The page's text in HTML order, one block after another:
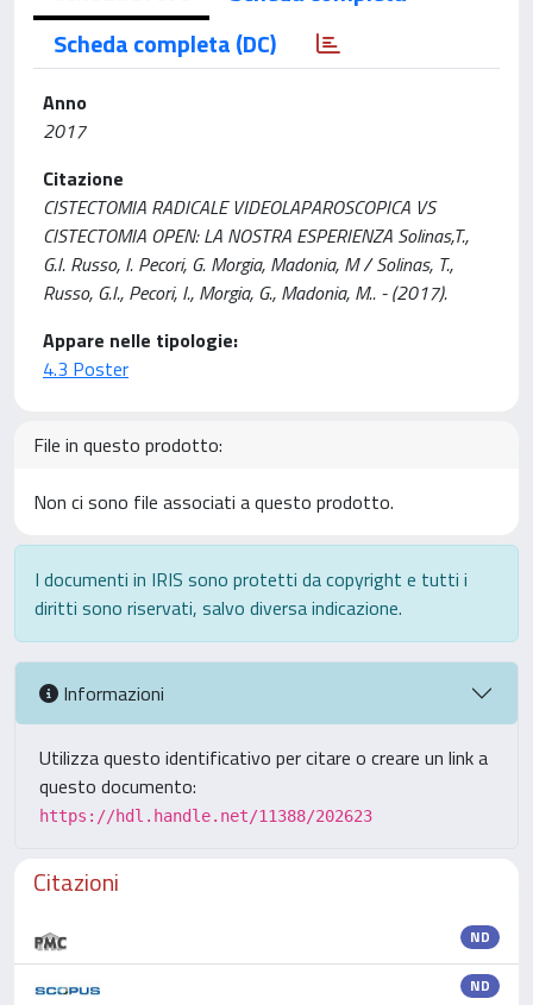
Scheda completa (DC)
Anno
2017
Citazione
CISTECTOMIA RADICALE VIDEOLAPAROSCOPICA VS
CISTECTOMIA OPEN: LA NOSTRA ESPERIENZA Solinas,T.,
G.I. Russo, I. Pecori, G. Morgia, Madonia, M / Solinas, T.,
Russo, G.I., Pecori, I., Morgia, G., Madonia, M.. - (2017).
Appare nelle tipologie:
4.3 Poster
File in questo prodotto:
Non ci sono file associati a questo prodotto.
I documenti in IRIS sono protetti da copyright e tutti i
diritti sono riservati, salvo diversa indicazione.
Informazioni
Utilizza questo identificativo per citare o creare un link a
questo documento:
https://hdl.handle.net/11388/202623
Citazioni
ND
ND